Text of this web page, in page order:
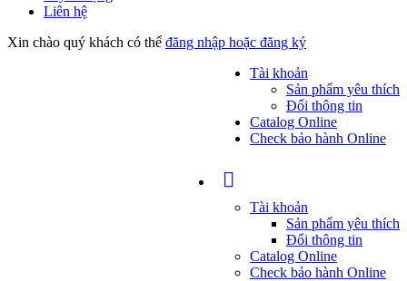
Liên hệ
Xin chào quý khách có thể đăng nhập hoặc đăng ký
Tài khoản
Sản phẩm yêu thích
Đổi thông tin
Catalog Online
Check bảo hành Online
Tài khoản
Sản phẩm yêu thích
Đổi thông tin
Catalog Online
Check bảo hành Online